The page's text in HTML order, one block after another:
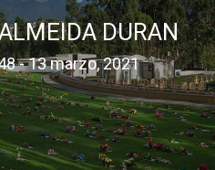
DURAN
- 13 marzo, 2021